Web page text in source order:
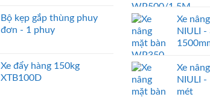
Bộ kẹp gắp thùng phuy
đơn - 1 phuy
Xe đẩy hàng 150kg
XTB100D
Xe
NIULI -
Xe
NIULI -
mét